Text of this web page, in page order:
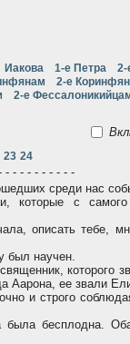
Иакова 1-е Петра 2-
2-е
2-е
23 24
- - - - - - - - - -
среди нас
которые с
описать тебе,
был научен.
которого
Aарона, ее звали
и строго
бесплодна.